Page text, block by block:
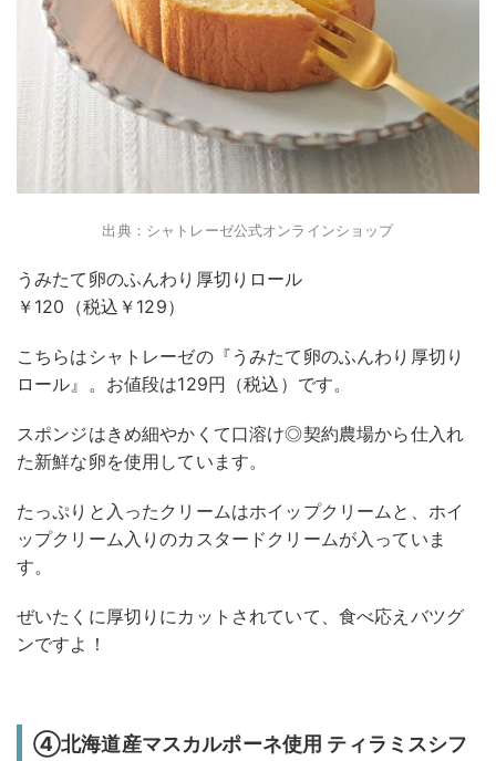
出典：シャトレーゼ公式オンラインショップ
うみたて卵のふんわり厚切りロール
￥120（税込￥129）
こちらはシャトレーゼの『うみたて卵のふんわり厚切り
ロール』。お値段は129円（税込）です。
スポンジはきめ細やかくて口溶け◎契約農場から仕入れ
た新鮮な卵を使用しています。
たっぷりと入ったクリームはホイップクリームと、ホイ
ップクリーム入りのカスタードクリームが入っていま
す。
ぜいたくに厚切りにカットされていて、食べ応えバツグ
ンですよ！
④北海道産マスカルポーネ使用 ティラミスシフ